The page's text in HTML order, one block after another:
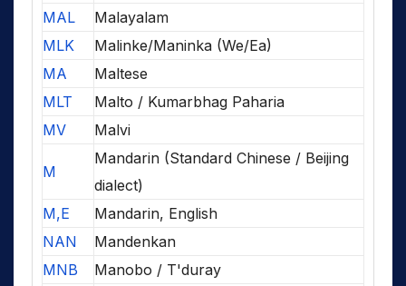
MAL
Malayalam
MLK
Malinke/Maninka (We/Ea)
MA
Maltese
MLT
Malto / Kumarbhag Paharia
MV
Malvi
M
Mandarin (Standard Chinese / Beijing
dialect)
M,E
Mandarin, English
NAN
Mandenkan
MNB
Manobo / T'duray